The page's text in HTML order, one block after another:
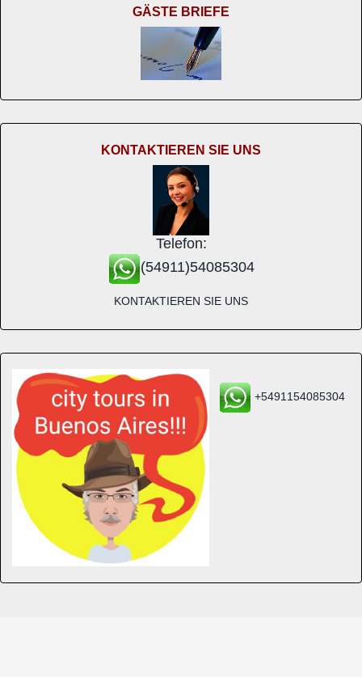
GÄSTE BRIEFE
KONTAKTIEREN SIE UNS
Telefon:
(54911)54085304
KONTAKTIEREN SIE UNS
+5491154085304